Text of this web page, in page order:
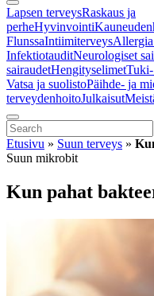
Lapsen terveysRaskaus ja
perheHyvinvointi
FlunssaIntiimiterveysAllergia
InfektiotauditNeurologiset
sairaudetHengityselimet
Vatsa ja suolistoPäihde- ja
terveydenhoitoJulkaisut
Etusivu » Suun terveys »
Suun mikrobit
Kun pahat